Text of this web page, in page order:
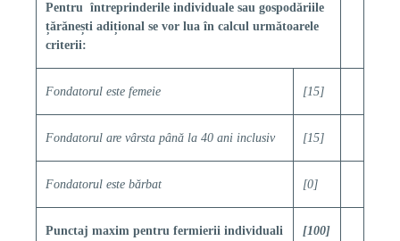
Pentru întreprinderile individuale sau gospodăriile
țărănești adițional se vor lua în calcul următoarele
criterii:
Fondatorul este femeie [15]
Fondatorul are vârsta până la 40 ani inclusiv [15]
Fondatorul este bărbat [0]
Punctaj maxim pentru fermierii individuali [100]